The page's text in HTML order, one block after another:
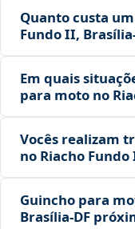
Quanto custa
Fundo II,
Em quais
para moto no
Vocês realizam
no Riacho Fundo
Guincho para
Brasília‑DF